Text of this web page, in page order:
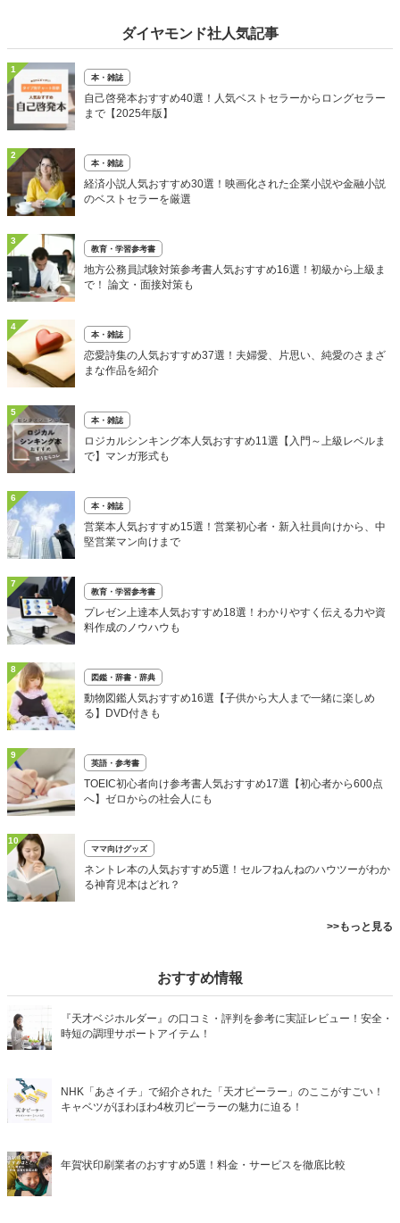
ダイヤモンド社人気記事
1
本・雑誌
自己啓発本おすすめ40選！人気ベストセラーからロングセラー
まで【2025年版】
2
本・雑誌
経済小説人気おすすめ30選！映画化された企業小説や金融小説
のベストセラーを厳選
3
教育・学習参考書
地方公務員試験対策参考書人気おすすめ16選！初級から上級ま
で！ 論文・面接対策も
4
本・雑誌
恋愛詩集の人気おすすめ37選！夫婦愛、片思い、純愛のさまざ
まな作品を紹介
5
本・雑誌
ロジカルシンキング本人気おすすめ11選【入門～上級レベルま
で】マンガ形式も
6
本・雑誌
営業本人気おすすめ15選！営業初心者・新入社員向けから、中
堅営業マン向けまで
7
教育・学習参考書
プレゼン上達本人気おすすめ18選！わかりやすく伝える力や資
料作成のノウハウも
8
図鑑・辞書・辞典
動物図鑑人気おすすめ16選【子供から大人まで一緒に楽しめ
る】DVD付きも
9
英語・参考書
TOEIC初心者向け参考書人気おすすめ17選【初心者から600点
へ】ゼロからの社会人にも
10
ママ向けグッズ
ネントレ本の人気おすすめ5選！セルフねんねのハウツーがわか
る神育児本はどれ？
>>もっと見る
おすすめ情報
『天才ベジホルダー』の口コミ・評判を参考に実証レビュー！安全・
時短の調理サポートアイテム！
NHK「あさイチ」で紹介された「天才ピーラー」のここがすごい！
キャベツがほわほわ4枚刃ピーラーの魅力に迫る！
年賀状印刷業者のおすすめ5選！料金・サービスを徹底比較